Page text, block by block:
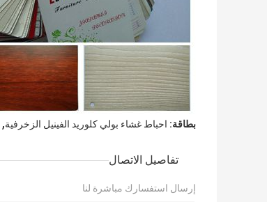
بطاقة: احباط غشاء بولي كلوريد الفينيل الزخرفية,
تفاصيل الاتصال
إرسال استفسارك مباشرة لنا